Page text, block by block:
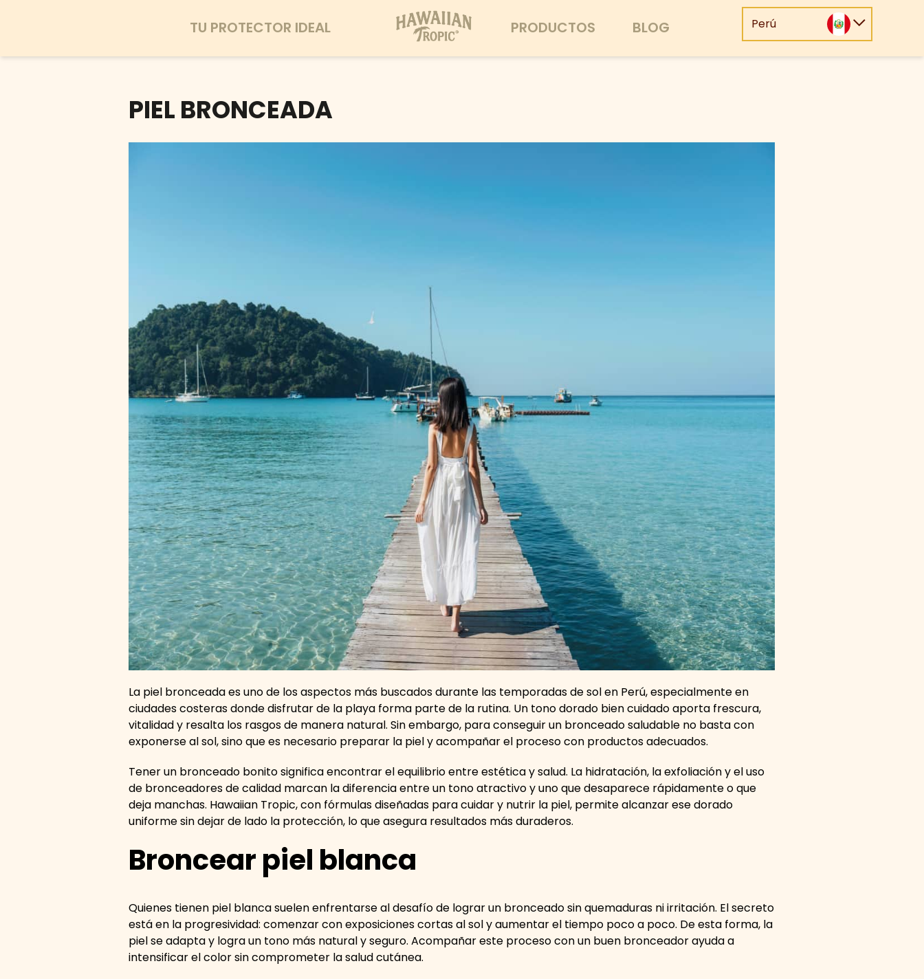
TU PROTECTOR IDEAL PRODUCTOS BLOG Perú
PIEL BRONCEADA
La piel bronceada es uno de los aspectos más buscados durante las temporadas de sol en Perú, especialmente en
ciudades costeras donde disfrutar de la playa forma parte de la rutina. Un tono dorado bien cuidado aporta frescura,
vitalidad y resalta los rasgos de manera natural. Sin embargo, para conseguir un bronceado saludable no basta con
exponerse al sol, sino que es necesario preparar la piel y acompañar el proceso con productos adecuados.
Tener un bronceado bonito significa encontrar el equilibrio entre estética y salud. La hidratación, la exfoliación y el uso
de bronceadores de calidad marcan la diferencia entre un tono atractivo y uno que desaparece rápidamente o que
deja manchas. Hawaiian Tropic, con fórmulas diseñadas para cuidar y nutrir la piel, permite alcanzar ese dorado
uniforme sin dejar de lado la protección, lo que asegura resultados más duraderos.
Broncear piel blanca
Quienes tienen piel blanca suelen enfrentarse al desafío de lograr un bronceado sin quemaduras ni irritación. El secreto
está en la progresividad: comenzar con exposiciones cortas al sol y aumentar el tiempo poco a poco. De esta forma, la
piel se adapta y logra un tono más natural y seguro. Acompañar este proceso con un buen bronceador ayuda a
intensificar el color sin comprometer la salud cutánea.